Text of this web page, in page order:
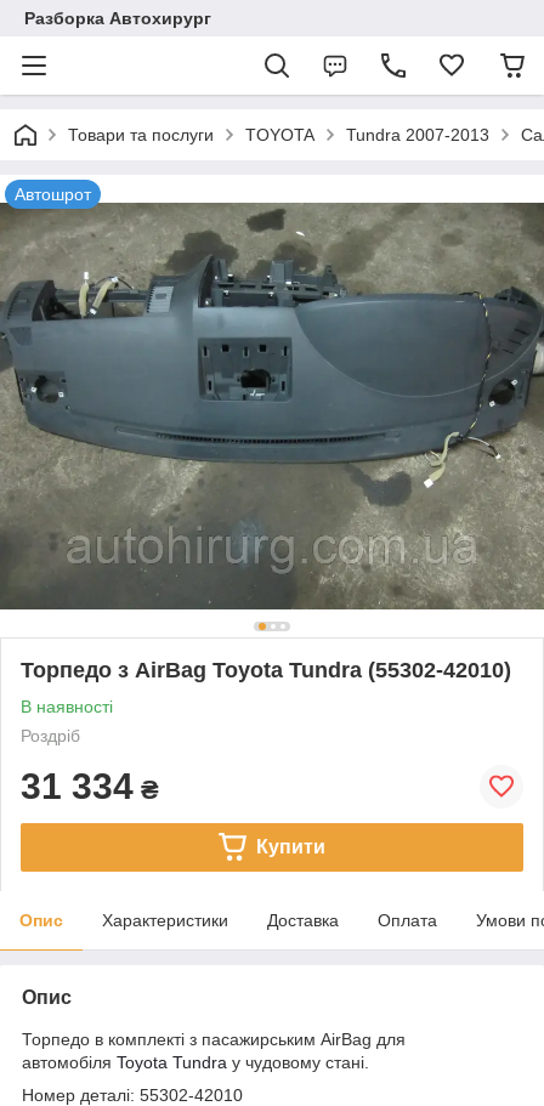
Разборка Автохирург
Товари та послуги TOYOTA Tundra 2007-2013
Автошрот
Торпедо з AirBag Toyota Tundra (55302-42010)
В наявності
Роздріб
31 334 ₴
Купити
Опис Характеристики Доставка Оплата Умови
Опис
Торпедо в комплекті з пасажирським AirBag для
автомобіля Toyota Tundra у чудовому стані.
Номер деталі: 55302-42010